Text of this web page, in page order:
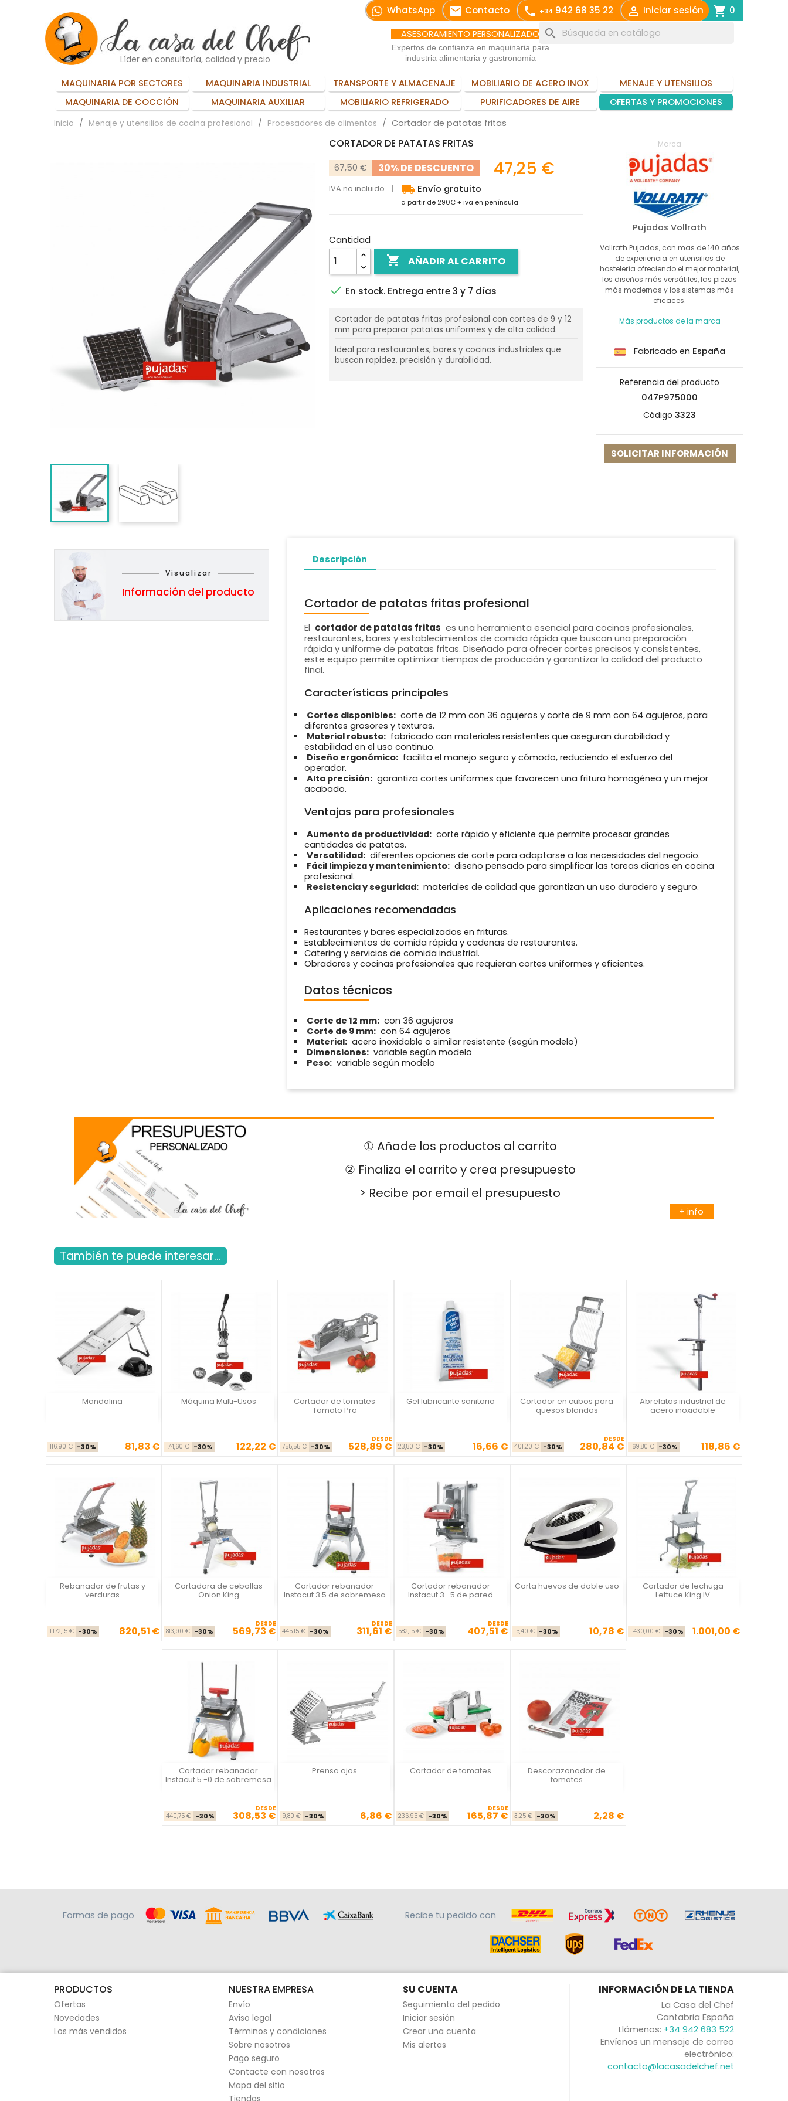
WhatsApp email Contacto call +34 942 68 35 22  Iniciar sesión shopping_cart 0
Líder en consultoría, calidad y precio
ASESORAMIENTO PERSONALIZADO
Expertos de confianza en maquinaria para
industria alimentaria y gastronomía
search
MAQUINARIA POR SECTORES MAQUINARIA INDUSTRIAL TRANSPORTE Y ALMACENAJE MOBILIARIO DE ACERO INOX
MENAJE Y UTENSILIOS
MAQUINARIA DE COCCIÓN
MAQUINARIA AUXILIAR MOBILIARIO REFRIGERADO PURIFICADORES DE AIRE OFERTAS Y PROMOCIONES
Inicio Menaje y utensilios de cocina profesional Procesadores de alimentos Cortador de patatas fritas
CORTADOR DE PATATAS FRITAS
67,50 € 30% DE DESCUENTO 47,25 €
IVA no incluido local_shipping Envío gratuito
a partir de 290€ + iva en península
Cantidad
 AÑADIR AL CARRITO
 En stock. Entrega entre 3 y 7 días
Cortador de patatas fritas profesional con cortes de 9 y 12
mm para preparar patatas uniformes y de alta calidad.
Ideal para restaurantes, bares y cocinas industriales que
buscan rapidez, precisión y durabilidad.
Marca
Pujadas Vollrath
Vollrath Pujadas, con mas de 140 años
de experiencia en utensilios de
hostelería ofreciendo el mejor material,
los diseños más versátiles, las piezas
más modernas y los sistemas más
eficaces.
Más productos de la marca
Fabricado en España
Referencia del producto
047P975000
Código 3323
SOLICITAR INFORMACIÓN
Visualizar
Información del producto
Descripción
Cortador de patatas fritas profesional
El cortador de patatas fritas es una herramienta esencial para cocinas profesionales,
restaurantes, bares y establecimientos de comida rápida que buscan una preparación
rápida y uniforme de patatas fritas. Diseñado para ofrecer cortes precisos y consistentes,
este equipo permite optimizar tiempos de producción y garantizar la calidad del producto
final.
Características principales
Cortes disponibles: corte de 12 mm con 36 agujeros y corte de 9 mm con 64 agujeros, para
diferentes grosores y texturas.
Material robusto: fabricado con materiales resistentes que aseguran durabilidad y
estabilidad en el uso continuo.
Diseño ergonómico: facilita el manejo seguro y cómodo, reduciendo el esfuerzo del
operador.
Alta precisión: garantiza cortes uniformes que favorecen una fritura homogénea y un mejor
acabado.
Ventajas para profesionales
Aumento de productividad: corte rápido y eficiente que permite procesar grandes
cantidades de patatas.
Versatilidad: diferentes opciones de corte para adaptarse a las necesidades del negocio.
Fácil limpieza y mantenimiento: diseño pensado para simplificar las tareas diarias en cocina
profesional.
Resistencia y seguridad: materiales de calidad que garantizan un uso duradero y seguro.
Aplicaciones recomendadas
Restaurantes y bares especializados en frituras.
Establecimientos de comida rápida y cadenas de restaurantes.
Catering y servicios de comida industrial.
Obradores y cocinas profesionales que requieran cortes uniformes y eficientes.
Datos técnicos
Corte de 12 mm: con 36 agujeros
Corte de 9 mm: con 64 agujeros
Material: acero inoxidable o similar resistente (según modelo)
Dimensiones: variable según modelo
Peso: variable según modelo
① Añade los productos al carrito
② Finaliza el carrito y crea presupuesto
> Recibe por email el presupuesto
+ info
También te puede interesar...
Mandolina
Precio base
116,90 € -30% Precio
81,83 €
Vista rápida Máquina Multi-Usos
Precio base
174,60 € -30% Precio
122,22 €
Vista rápida Cortador de tomates
Tomato Pro
Precio base
755,55 € -30% Precio
DESDE
528,89 €
Vista rápida Gel lubricante sanitario
Precio base
23,80 € -30% Precio
16,66 €

Vista rápida Cortador en cubos para
quesos blandos
Precio base
401,20 € -30% Precio
DESDE
280,84 €

Vista rápida Abrelatas industrial de
acero inoxidable
Precio base
169,80 € -30% Precio
118,86 €

Vista rápida
Rebanador de frutas y
verduras
Precio base
1.172,15 € -30% Precio
820,51 €

Vista rápida Cortadora de cebollas
Onion King
Precio base
813,90 € -30% Precio
DESDE
569,73 €

Vista rápida Cortador rebanador
Instacut 3.5 de sobremesa
Precio base
445,15 € -30% Precio
DESDE
311,61 €

Vista rápida Cortador rebanador
Instacut 3 -5 de pared
Precio base
582,15 € -30% Precio
DESDE
407,51 €
Vista rápida Corta huevos de doble uso
Precio base
15,40 € -30% Precio
10,78 €

Vista rápida Cortador de lechuga
Lettuce King IV
Precio base
1.430,00 € -30% Precio
1.001,00 €
Vista rápida
Cortador rebanador
Instacut 5 -0 de sobremesa
Precio base
440,75 € -30% Precio
DESDE
308,53 €

Vista rápida Prensa ajos
Precio base
9,80 € -30% Precio
6,86 €
Vista rápida Cortador de tomates
Precio base
236,95 € -30% Precio
DESDE
165,87 €
Vista rápida Descorazonador de
tomates
Precio base
3,25 € -30% Precio
2,28 €
Vista rápida
Formas de pago Recibe tu pedido con
PRODUCTOS
Ofertas
Novedades
Los más vendidos
NUESTRA EMPRESA
Envío
Aviso legal
Términos y condiciones
Sobre nosotros
Pago seguro
Contacte con nosotros
Mapa del sitio
SU CUENTA
Seguimiento del pedido
Iniciar sesión
Crear una cuenta
Mis alertas
INFORMACIÓN DE LA TIENDA
La Casa del Chef
Cantabria España
Llámenos: +34 942 683 522
Envíenos un mensaje de correo
electrónico:
contacto@lacasadelchef.net